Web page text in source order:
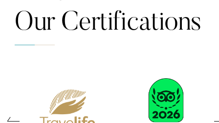
Our Certifications